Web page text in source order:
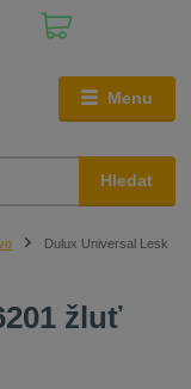
Menu
Hledat
Dulux Universal Lesk
žluť